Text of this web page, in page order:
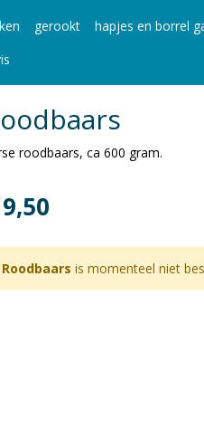
gerookt hapjes en borrel
roodbaars, ca 600 gram.
Roodbaars is momenteel niet